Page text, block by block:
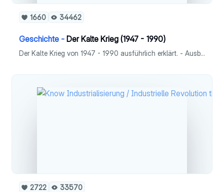
1660 34462
Geschichte - Der Kalte Krieg (1947 - 1990)
Der Kalte Krieg von 1947 - 1990 ausführlich erklärt. - Ausbruch - Blockbildung - Rüstungswettlauf - Entspannungspolitik - Deutsche Teilung - Innerdeutsche Beziehungen - Gesellschaft - Einigung - Überwindung derTeilung - Wiedervereinigung
2722 33570